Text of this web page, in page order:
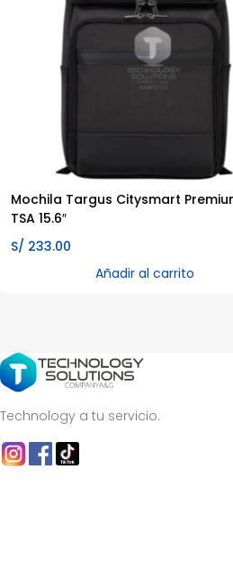
Mochila Targus Citysmart
TSA 15.6″
S/ 233.00
Añadir al carrito
Technology a tu servicio.